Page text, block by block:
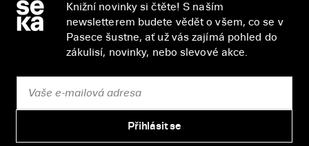
Knižní novinky si čtěte! S naším
newsletterem budete vědět o všem, co se v
Pasece šustne, ať už vás zajímá pohled do
zákulisí, novinky, nebo slevové akce.
Přihlásit se